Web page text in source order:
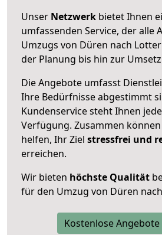
Unser Netzwerk bietet Ihnen
umfassenden Service, der alle
Umzugs von Düren nach
der Planung bis hin zur
Die Angebote umfasst
Ihre Bedürfnisse abgestimmt
Kundenservice steht Ihnen
Verfügung. Zusammen
helfen, Ihr Ziel stressfrei und
erreichen.
Wir bieten höchste Qualität
für den Umzug von Düren
Kostenlose